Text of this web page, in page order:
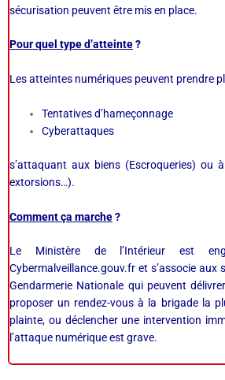
sécurisation peuvent être mis en place.
Pour quel type d’atteinte?
Les atteintes numériques peuvent prendre
Tentatives d’hameçonnage
Cyberattaques
s’attaquant aux biens (Escroqueries) ou
extorsions…).
Comment ça marche?
Le Ministère de l’Intérieur est
Cybermalveillance.gouv.fr et s’associe aux
Gendarmerie Nationale qui peuvent
proposer un rendez-vous à la brigade la
plainte, ou déclencher une intervention
l’attaque numérique est grave.